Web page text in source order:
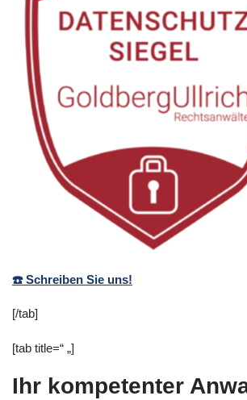
☎️ Schreiben Sie uns!
[/tab]
[tab title=“ „]
Ihr kompetenter